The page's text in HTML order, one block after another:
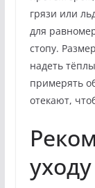
грязи или
для
стопу.
надеть
примерять
отекают,